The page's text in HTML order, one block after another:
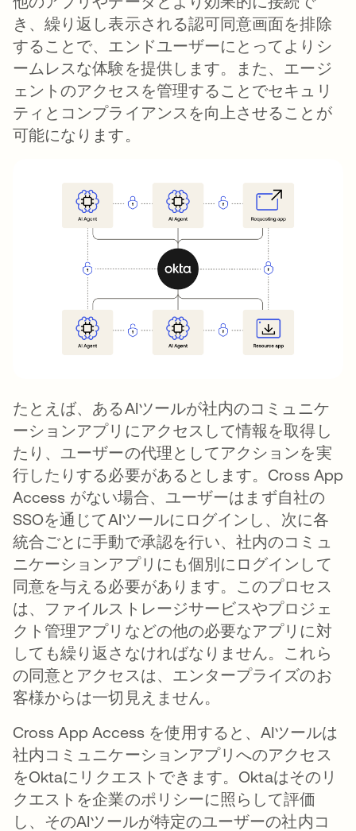
き、繰り返し表示される認可同意画面を排除
することで、エンドユーザーにとってよりシ
ームレスな体験を提供します。また、エージ
ェントのアクセスを管理することでセキュリ
ティとコンプライアンスを向上させることが
可能になります。
たとえば、あるAIツールが社内のコミュニケ
ーションアプリにアクセスして情報を取得し
たり、ユーザーの代理としてアクションを実
行したりする必要があるとします。Cross App
Access がない場合、ユーザーはまず自社の
SSOを通じてAIツールにログインし、次に各
統合ごとに手動で承認を行い、社内のコミュ
ニケーションアプリにも個別にログインして
同意を与える必要があります。このプロセス
は、ファイルストレージサービスやプロジェ
クト管理アプリなどの他の必要なアプリに対
しても繰り返さなければなりません。これら
の同意とアクセスは、エンタープライズのお
客様からは一切見えません。
Cross App Access を使用すると、AIツールは
社内コミュニケーションアプリへのアクセス
をOktaにリクエストできます。Oktaはそのリ
クエストを企業のポリシーに照らして評価
し、そのAIツールが特定のユーザーの社内コ